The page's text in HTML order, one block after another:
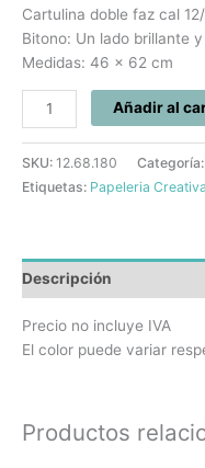
Cartulina doble faz cal
Bitono: Un lado brillante
Medidas: 46 x 62 cm
Añadir al
SKU: 12.68.180 Categoría:
Etiquetas: Papeleria Creativa
Descripción
Precio no incluye IVA
El color puede variar
Productos